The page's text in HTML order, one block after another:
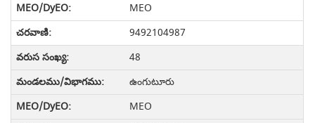
MEO
9492104987
48
ఉంగుటూరు
MEO